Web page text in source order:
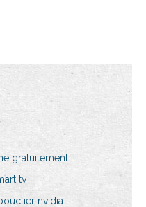
gratuitement
tv
nvidia